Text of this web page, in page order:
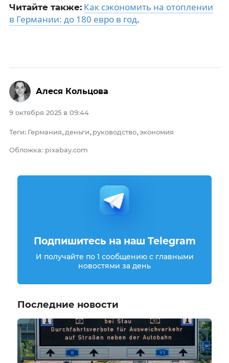
Читайте также: Как сэкономить на отоплении
в Германии: до 180 евро в год.
9 октября 2025 в 09:44
Теги: Германия, деньги, руководство,экономия
Обложка: pixabay.com
Алеся Кольцова
Подпишитесь на наш Telegram
И получайте по 1 сообщению с главными
новостями за день
Последние новости